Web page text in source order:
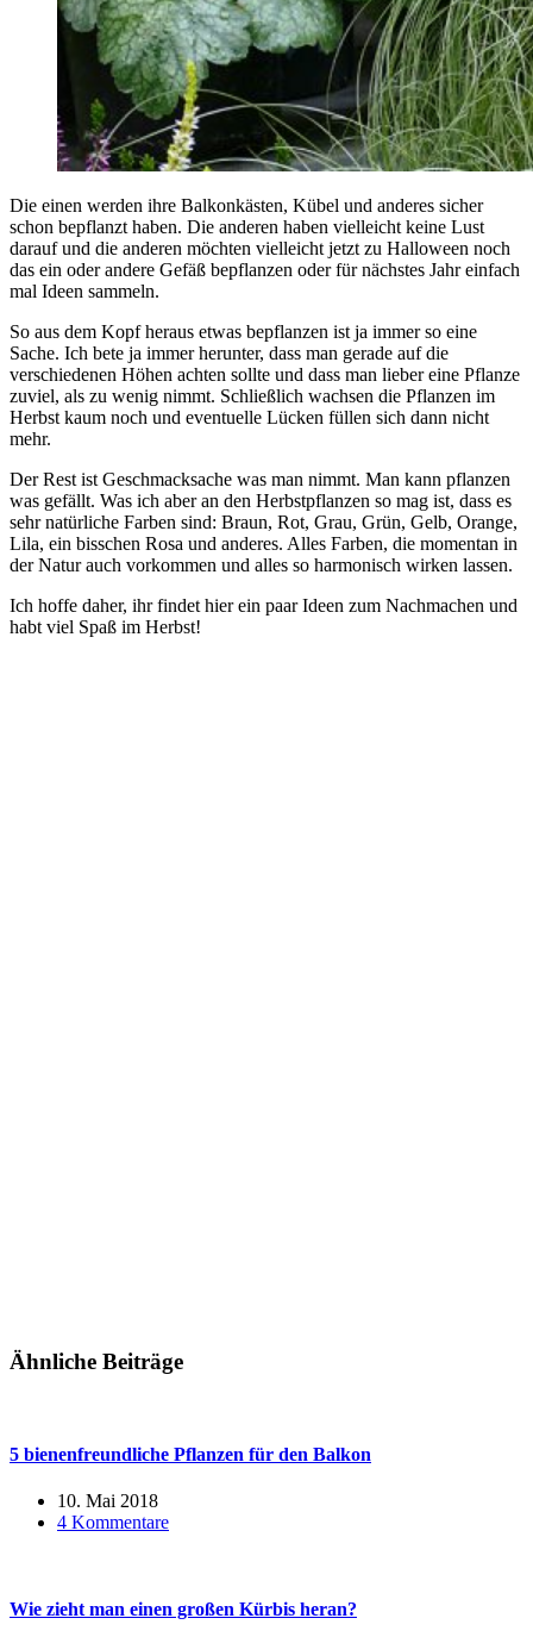
Die einen werden ihre Balkonkästen, Kübel und anderes sicher
schon bepflanzt haben. Die anderen haben vielleicht keine Lust
darauf und die anderen möchten vielleicht jetzt zu Halloween noch
das ein oder andere Gefäß bepflanzen oder für nächstes Jahr einfach
mal Ideen sammeln.
So aus dem Kopf heraus etwas bepflanzen ist ja immer so eine
Sache. Ich bete ja immer herunter, dass man gerade auf die
verschiedenen Höhen achten sollte und dass man lieber eine Pflanze
zuviel, als zu wenig nimmt. Schließlich wachsen die Pflanzen im
Herbst kaum noch und eventuelle Lücken füllen sich dann nicht
mehr.
Der Rest ist Geschmacksache was man nimmt. Man kann pflanzen
was gefällt. Was ich aber an den Herbstpflanzen so mag ist, dass es
sehr natürliche Farben sind: Braun, Rot, Grau, Grün, Gelb, Orange,
Lila, ein bisschen Rosa und anderes. Alles Farben, die momentan in
der Natur auch vorkommen und alles so harmonisch wirken lassen.
Ich hoffe daher, ihr findet hier ein paar Ideen zum Nachmachen und
habt viel Spaß im Herbst!
Ähnliche Beiträge
5 bienenfreundliche Pflanzen für den Balkon
10. Mai 2018
4 Kommentare
Wie zieht man einen großen Kürbis heran?